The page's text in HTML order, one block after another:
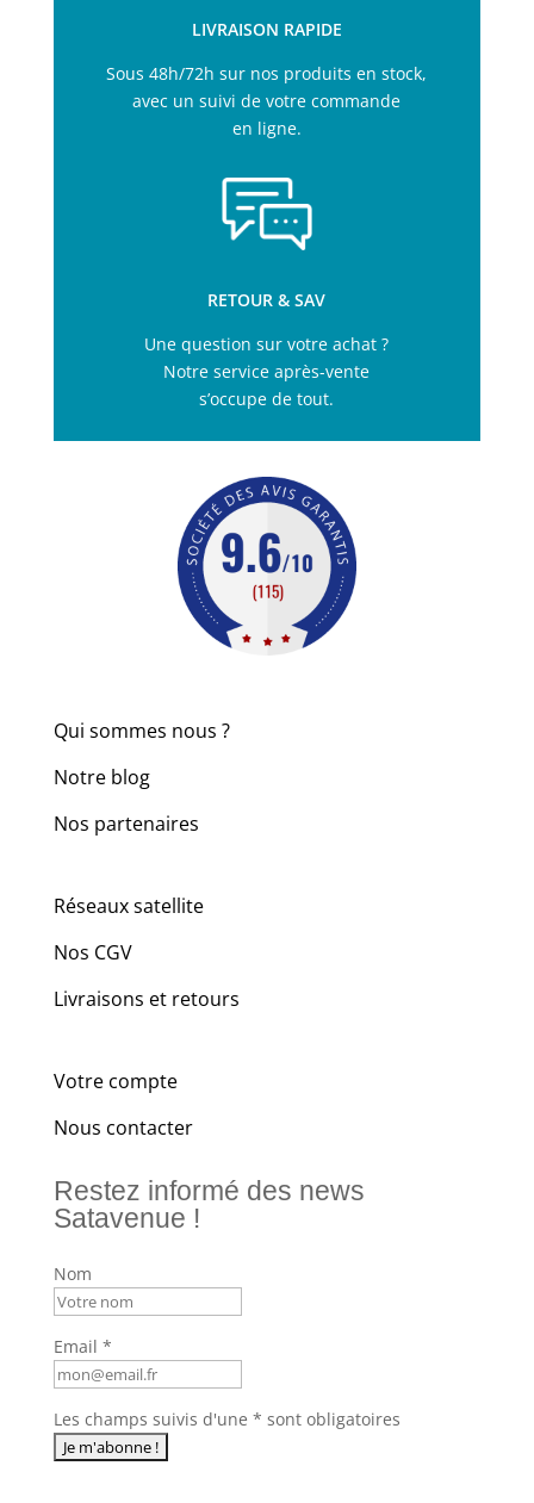
LIVRAISON RAPIDE
Sous 48h/72h sur nos produits en stock,
avec un suivi de votre commande
en ligne.
RETOUR & SAV
Une question sur votre achat ?
Notre service après-vente
s’occupe de tout.
Qui sommes nous ?
Notre blog
Nos partenaires
Réseaux satellite
Nos CGV
Livraisons et retours
Votre compte
Nous contacter
Restez informé des news
Satavenue !
Nom
Email *
Les champs suivis d'une * sont obligatoires